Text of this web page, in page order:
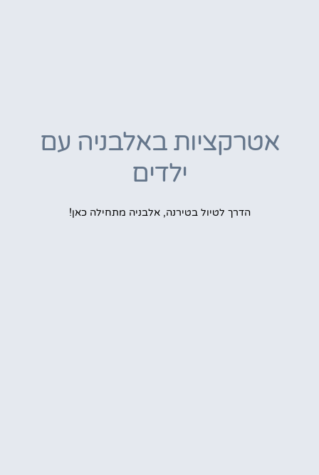
אטרקציות באלבניה עם
ילדים
הדרך לטיול בטירנה, אלבניה מתחילה כאן!